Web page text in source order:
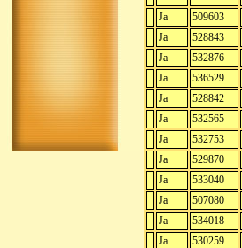
Ja
509603
Ja
528843
Ja
532876
Ja
536529
Ja
528842
Ja
532565
Ja
532753
Ja
529870
Ja
533040
Ja
507080
Ja
534018
Ja
530259